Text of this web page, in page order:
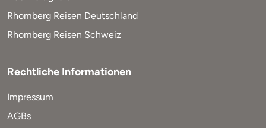
Rhomberg Reisen Deutschland
Rhomberg Reisen Schweiz
Rechtliche Informationen
Impressum
AGBs